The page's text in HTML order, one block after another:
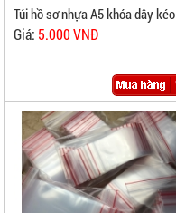
Túi hồ sơ nhựa A5 khóa dây kéo
Giá: 5.000 VNĐ